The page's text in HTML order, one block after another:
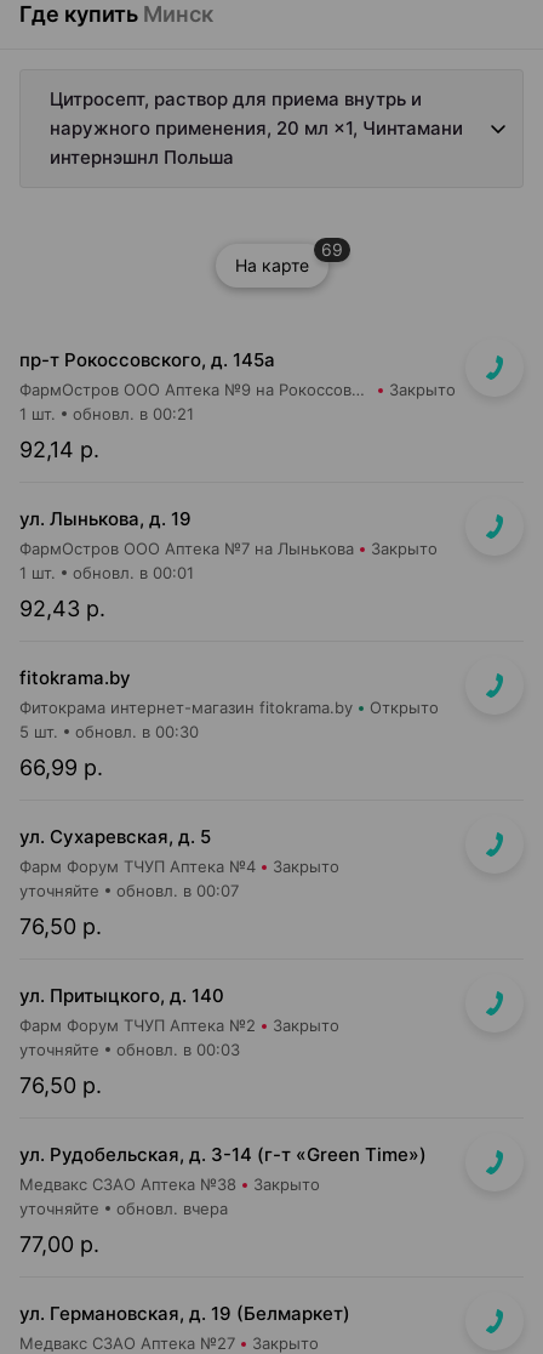
Где купить Минск
Цитросепт, раствор для приема внутрь и
наружного применения, 20 мл ×1, Чинтамани
интернэшнл Польша
На карте
69
пр-т Рокоссовского, д. 145а
ФармОстров ООО Аптека №9 на Рокоссовского Закрыто
92,14 р.
1 шт. обновл. в 00:21
ул. Лынькова, д. 19
ФармОстров ООО Аптека №7 на Лынькова Закрыто
92,43 р.
1 шт. обновл. в 00:01
fitokrama.by
Фитокрама интернет-магазин fitokrama.by Открыто
66,99 р.
5 шт. обновл. в 00:30
ул. Сухаревская, д. 5
Фарм Форум ТЧУП Аптека №4 Закрыто
76,50 р.
уточняйте обновл. в 00:07
ул. Притыцкого, д. 140
Фарм Форум ТЧУП Аптека №2 Закрыто
76,50 р.
уточняйте обновл. в 00:03
ул. Рудобельская, д. 3-14 (г-т «Green Time»)
Медвакс СЗАО Аптека №38 Закрыто
77,00 р.
уточняйте обновл. вчера
ул. Германовская, д. 19 (Белмаркет)
Медвакс СЗАО Аптека №27 Закрыто